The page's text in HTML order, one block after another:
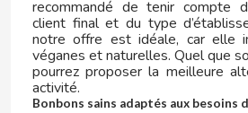
DAMEL
recommandé de tenir compte
client final et du type
notre offre est idéale, car elle
véganes et naturelles. Quel que
pourrez proposer la meilleure
activité.
Bonbons sains adaptés aux besoins